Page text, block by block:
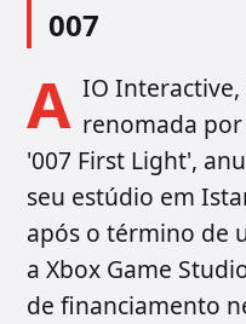
007
A IO
renomada
'007 First Light',
seu estúdio em
após o término de
a Xbox Game
de financiamento